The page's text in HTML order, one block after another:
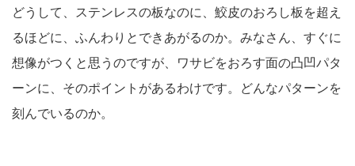
どうして、ステンレスの板なのに、鮫皮のおろし板を超え
るほどに、ふんわりとできあがるのか。みなさん、すぐに
想像がつくと思うのですが、ワサビをおろす面の凸凹パタ
ーンに、そのポイントがあるわけです。どんなパターンを
刻んでいるのか。